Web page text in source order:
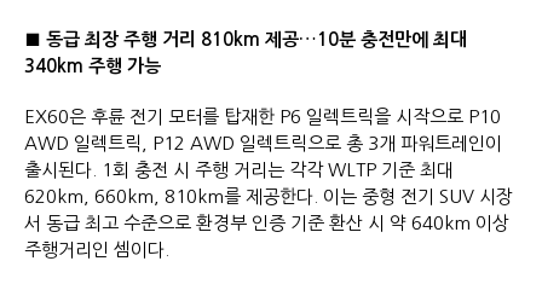
■ 동급 최장 주행 거리 810km 제공…10분 충전만에 최대
340km 주행 가능
EX60은 후륜 전기 모터를 탑재한 P6 일렉트릭을 시작으로 P10
AWD 일렉트릭, P12 AWD 일렉트릭으로 총 3개 파워트레인이
출시된다. 1회 충전 시 주행 거리는 각각 WLTP 기준 최대
620km, 660km, 810km를 제공한다. 이는 중형 전기 SUV 시장
서 동급 최고 수준으로 환경부 인증 기준 환산 시 약 640km 이상
주행거리인 셈이다.